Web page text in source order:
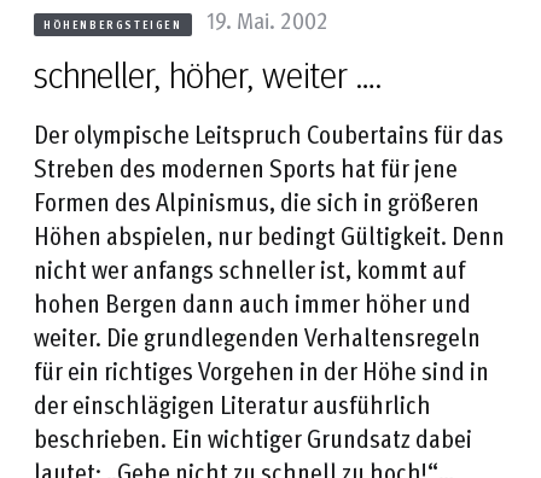
schneller, höher, weiter ….
HÖHENBERGSTEIGEN 19. Mai. 2002
Der olympische Leitspruch Coubertains für das
Streben des modernen Sports hat für jene
Formen des Alpinismus, die sich in größeren
Höhen abspielen, nur bedingt Gültigkeit. Denn
nicht wer anfangs schneller ist, kommt auf
hohen Bergen dann auch immer höher und
weiter. Die grundlegenden Verhaltensregeln
für ein richtiges Vorgehen in der Höhe sind in
der einschlägigen Literatur ausführlich
beschrieben. Ein wichtiger Grundsatz dabei